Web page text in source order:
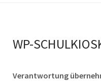
WP-
Verantwortung